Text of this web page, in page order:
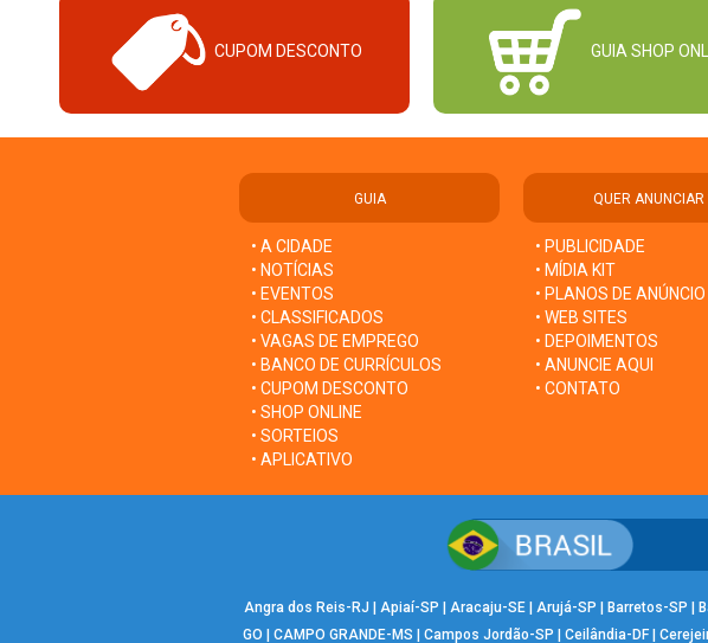
CUPOM DESCONTO GUIA SHOP
GUIA
• A CIDADE
• NOTÍCIAS
• EVENTOS
• CLASSIFICADOS
• VAGAS DE EMPREGO
• BANCO DE CURRÍCULOS
• CUPOM DESCONTO
• SHOP ONLINE
• SORTEIOS
• APLICATIVO
QUER ANUNCIAR
• PUBLICIDADE
• MÍDIA KIT
• PLANOS DE ANÚNCIO
• WEB SITES
• DEPOIMENTOS
• ANUNCIE AQUI
• CONTATO
Angra dos Reis-RJ | Apiaí-SP | Aracaju-SE | Arujá-SP | Barretos-SP |
GO | CAMPO GRANDE-MS | Campos Jordão-SP | Ceilândia-DF |